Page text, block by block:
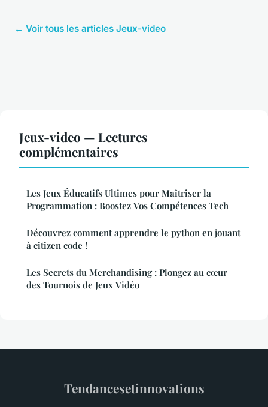
← Voir tous les articles Jeux-video
Jeux-video — Lectures
complémentaires
Les Jeux Éducatifs Ultimes pour Maîtriser la
Programmation : Boostez Vos Compétences Tech
Découvrez comment apprendre le python en jouant
à citizen code !
Les Secrets du Merchandising : Plongez au cœur
des Tournois de Jeux Vidéo
Tendancesetinnovations